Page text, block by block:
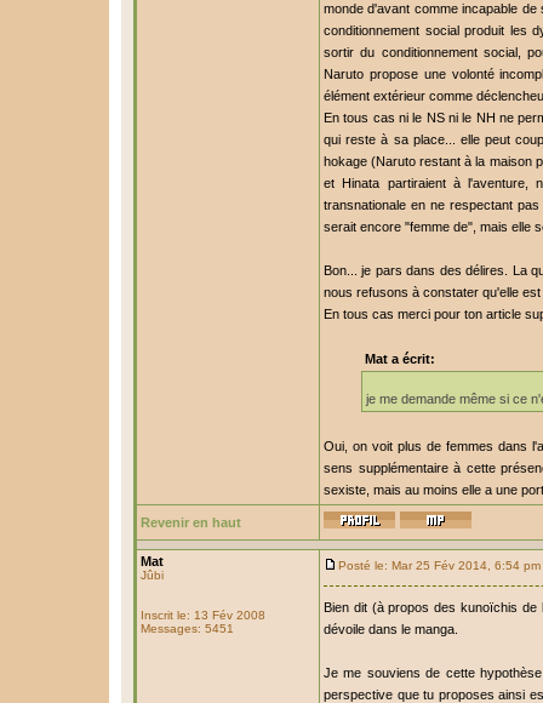
monde d'avant comme incapable
conditionnement social produit les
sortir du conditionnement social,
Naruto propose une volonté
élément extérieur comme
En tous cas ni le NS ni le NH ne
qui reste à sa place... elle peut
hokage (Naruto restant à la maison
et Hinata partiraient à l'aventure,
transnationale en ne respectant
serait encore "femme de", mais elle
Bon... je pars dans des délires. La
nous refusons à constater qu'elle
En tous cas merci pour ton article
Mat a écrit:
je me demande même si ce
Oui, on voit plus de femmes dans
sens supplémentaire à cette
sexiste, mais au moins elle a une
Revenir en haut
Mat
Jûbi
Inscrit le: 13 Fév 2008
Messages: 5451
Posté le: Mar 25 Fév 2014, 6:54 pm
Bien dit (à propos des kunoïchis
dévoile dans le manga.
Je me souviens de cette
perspective que tu proposes ainsi